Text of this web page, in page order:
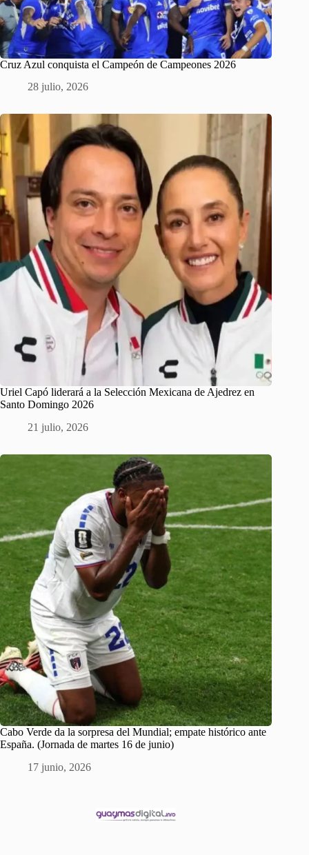
Cruz Azul conquista el Campeón de Campeones 2026
28 julio, 2026
Uriel Capó liderará a la Selección Mexicana de Ajedrez en
Santo Domingo 2026
21 julio, 2026
Cabo Verde da la sorpresa del Mundial; empate histórico ante
España. (Jornada de martes 16 de junio)
17 junio, 2026